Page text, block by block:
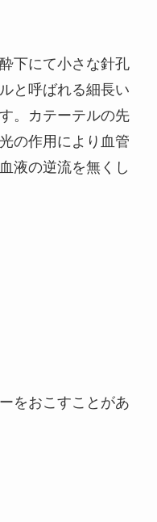
下にて小さな針孔
と呼ばれる細長い
。カテーテルの先
の作用により血管
液の逆流を無くし
をおこすことがあ